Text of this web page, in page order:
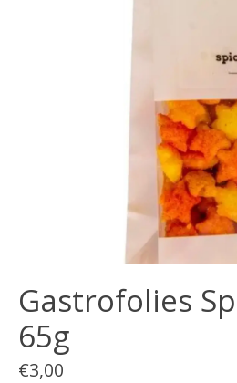
Gastrofolies
65g
€3,00